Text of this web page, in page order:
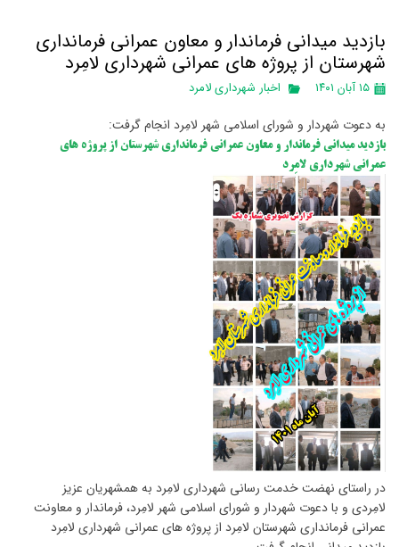
بازدید میدانی فرماندار و معاون عمرانی فرمانداری
شهرستان از پروژه های عمرانی شهرداری لامِرد
۱۵ آبان ۱۴۰۱ اخبار شهرداری لامرد
به دعوت شهردار و شورای اسلامی شهر لامِرد انجام گرفت:
بازدید میدانی فرماندار و معاون عمرانی فرمانداری شهرستان از پروژه های
عمرانی شهرداری لامِرد
در راستای نهضت خدمت رسانی شهرداری لامِرد به همشهریان عزیز
لامِردی و با دعوت شهردار و شورای اسلامی شهر لامِرد، فرماندار و معاونت
عمرانی فرمانداری شهرستان لامِرد از پروژه های عمرانی شهرداری لامِرد